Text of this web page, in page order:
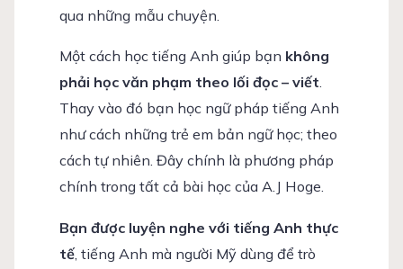
qua những mẫu chuyện.
Một cách học tiếng Anh giúp bạn không
phải học văn phạm theo lối đọc – viết.
Thay vào đó bạn học ngữ pháp tiếng Anh
như cách những trẻ em bản ngữ học; theo
cách tự nhiên. Đây chính là phương pháp
chính trong tất cả bài học của A.J Hoge.
Bạn được luyện nghe với tiếng Anh thực
tế, tiếng Anh mà người Mỹ dùng để trò